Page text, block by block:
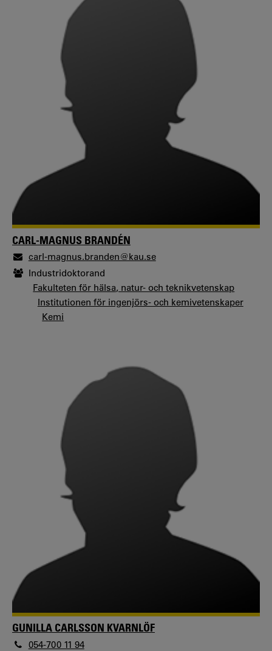
CARL-MAGNUS BRANDÉN
carl-magnus.branden@kau.se
Industridoktorand
Fakulteten för hälsa, natur- och teknikvetenskap
Institutionen för ingenjörs- och kemivetenskaper
Kemi
GUNILLA CARLSSON KVARNLÖF
054-700 11 94